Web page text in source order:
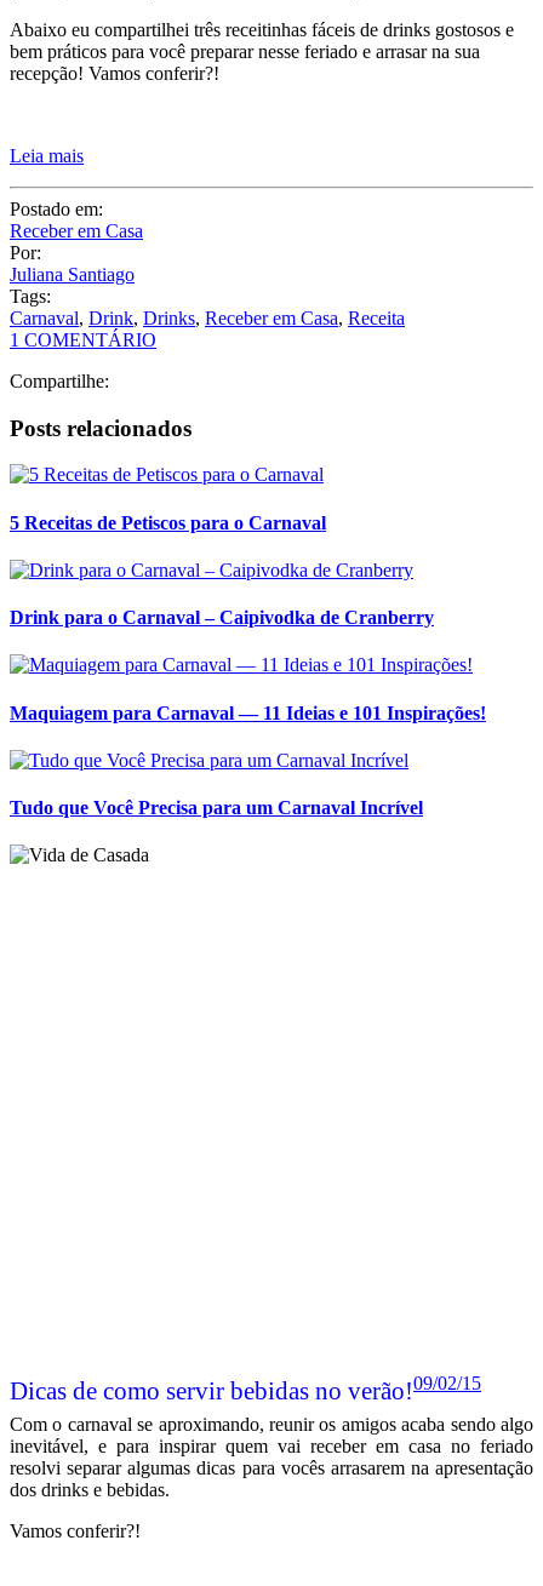
Abaixo eu compartilhei três receitinhas fáceis de drinks gostosos e
bem práticos para você preparar nesse feriado e arrasar na sua
recepção! Vamos conferir?!
Leia mais
Postado em:
Receber em Casa
Por:
Juliana Santiago
Tags:
Carnaval, Drink, Drinks, Receber em Casa, Receita
1 COMENTÁRIO
Compartilhe:
Posts relacionados
5 Receitas de Petiscos para o Carnaval
Drink para o Carnaval – Caipivodka de Cranberry
Maquiagem para Carnaval — 11 Ideias e 101 Inspirações!
Tudo que Você Precisa para um Carnaval Incrível
Dicas de como servir bebidas no verão!09/02/15
Com o carnaval se aproximando, reunir os amigos acaba sendo algo
inevitável, e para inspirar quem vai receber em casa no feriado
resolvi separar algumas dicas para vocês arrasarem na apresentação
dos drinks e bebidas.
Vamos conferir?!